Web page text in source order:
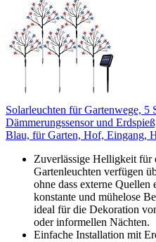
Solarleuchten für Gartenwege, 5
Dämmerungssensor und
Blau, für Garten, Hof, Eingang,
Zuverlässige Helligkeit für
Gartenleuchten verfügen
ohne dass externe
konstante und mühelose
ideal für die Dekoration
oder informellen Nächten.
Einfache Installation mit